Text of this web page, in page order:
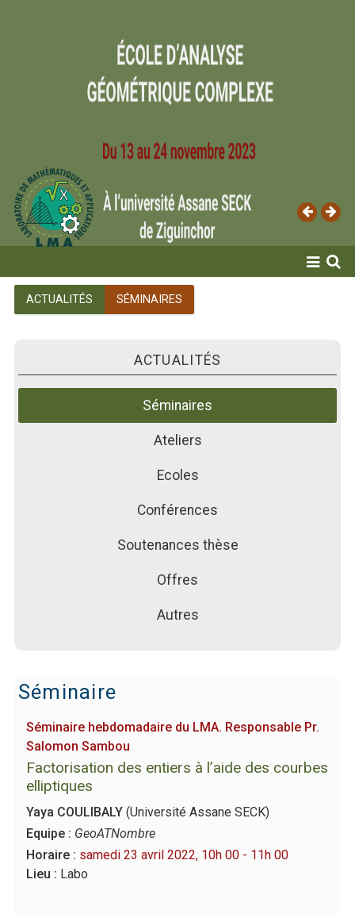
ACTUALITÉS SÉMINAIRES
ACTUALITÉS
Séminaires
Ateliers
Ecoles
Conférences
Soutenances thèse
Offres
Autres
Séminaire
Séminaire hebdomadaire du LMA. Responsable Pr.
Salomon Sambou
Factorisation des entiers à l’aide des courbes
elliptiques
Yaya COULIBALY (Université Assane SECK)
Equipe : GeoATNombre
Horaire : samedi 23 avril 2022, 10h 00 - 11h 00
Lieu : Labo